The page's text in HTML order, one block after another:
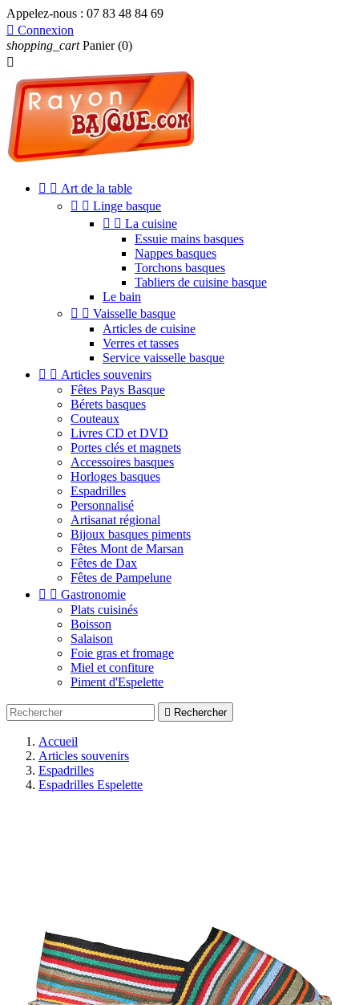
Appelez-nous : 07 83 48 84 69
 Connexion
shopping_cart Panier (0)

  Art de la table
  Linge basque
  La cuisine
Essuie mains basques
Nappes basques
Torchons basques
Tabliers de cuisine basque
Le bain
  Vaisselle basque
Articles de cuisine
Verres et tasses
Service vaisselle basque
  Articles souvenirs
Fêtes Pays Basque
Bérets basques
Couteaux
Livres CD et DVD
Portes clés et magnets
Accessoires basques
Horloges basques
Espadrilles
Personnalisé
Artisanat régional
Bijoux basques piments
Fêtes Mont de Marsan
Fêtes de Dax
Fêtes de Pampelune
  Gastronomie
Plats cuisinés
Boisson
Salaison
Foie gras et fromage
Miel et confiture
Piment d'Espelette
 Rechercher
Accueil
Articles souvenirs
Espadrilles
Espadrilles Espelette